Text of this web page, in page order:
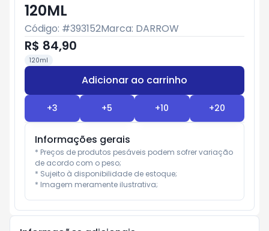
120ML
Código: #393152Marca: DARROW
R$ 84,90
120ml
Adicionar ao carrinho
+3 +5 +10 +20
Informações gerais
* Preços de produtos pesáveis podem sofrer variação
de acordo com o peso;
* Sujeito à disponibilidade de estoque;
* Imagem meramente ilustrativa;